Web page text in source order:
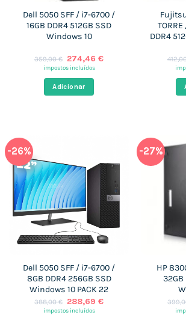
Dell 5050 SFF / i7-6700 /
16GB DDR4 512GB SSD
Windows 10
359,00€ O
preço
era:
359,00 €.
274,46€O
impostos incluídos
Adicionar
DDR4
-26%
Dell 5050 SFF / i7-6700 /
8GB DDR4 256GB SSD
Windows 10 PACK 22
388,00€ O
preço
288,69€O
impostos incluídos
-27%
HP
32GB